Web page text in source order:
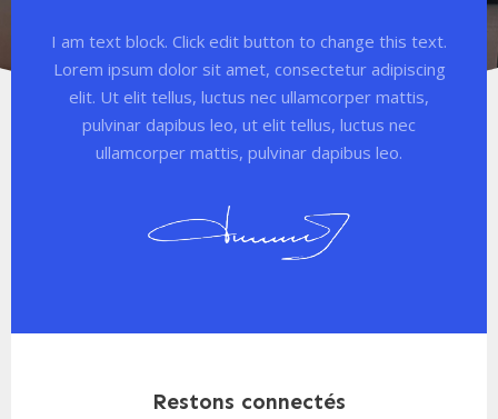
I am text block. Click edit button to change this text.
Lorem ipsum dolor sit amet, consectetur adipiscing
elit. Ut elit tellus, luctus nec ullamcorper mattis,
pulvinar dapibus leo, ut elit tellus, luctus nec
ullamcorper mattis, pulvinar dapibus leo.
Restons connectés